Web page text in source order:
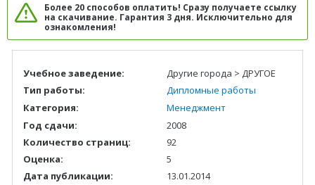
Более 20 способов оплатить! Сразу получаете ссылку
на скачивание. Гарантия 3 дня. Исключительно для
ознакомления!
Учебное заведение:
Другие города > ДРУГОЕ
Тип работы:
Дипломные работы
Категория:
Менеджмент
Год сдачи:
2008
Количество страниц:
92
Оценка:
5
Дата публикации:
13.01.2014